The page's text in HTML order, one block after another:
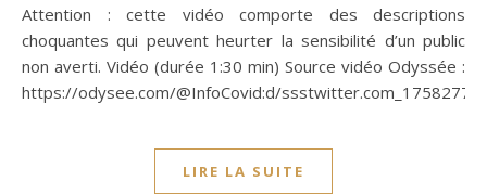
Attention : cette vidéo comporte des descriptions
choquantes qui peuvent heurter la sensibilité d’un public
non averti. Vidéo (durée 1:30 min) Source vidéo Odyssée :
https://odysee.com/@InfoCovid:d/
LIRE LA SUITE